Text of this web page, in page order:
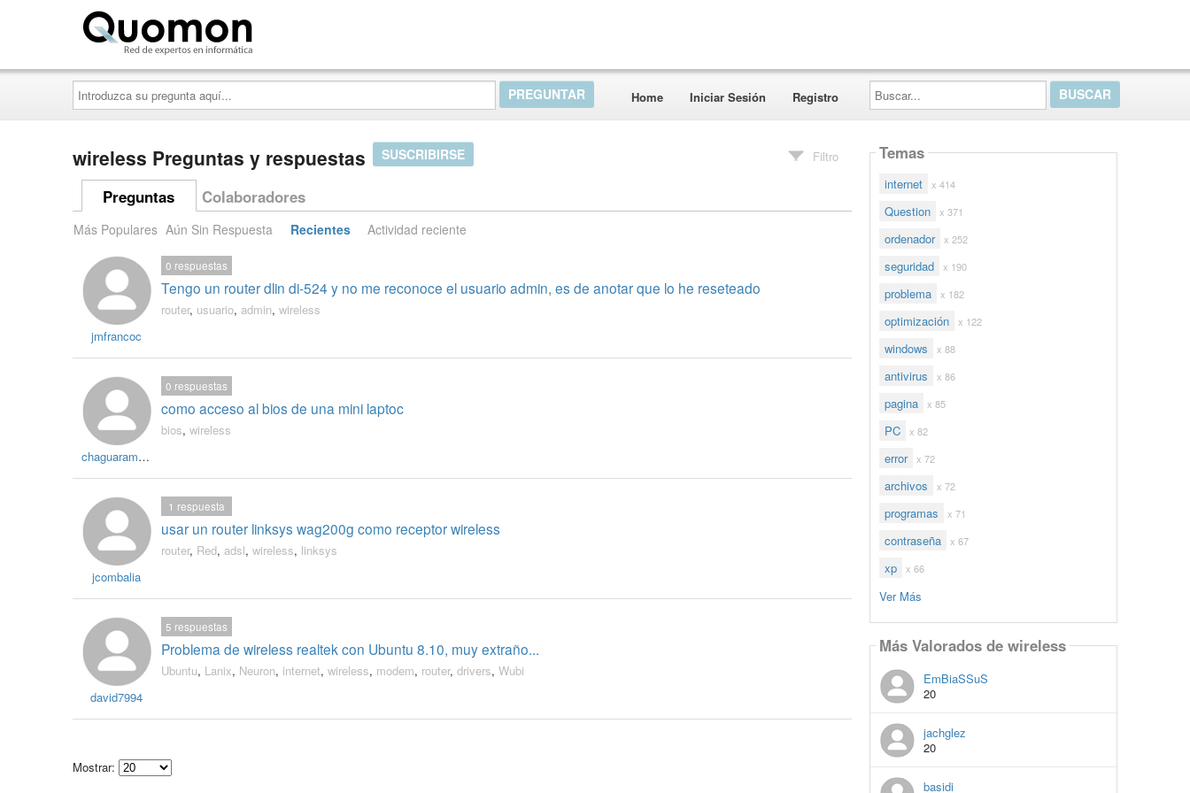
Introduzca
su
pregunta
aquí...
Home Iniciar Sesión Registro
Buscar...
wireless Preguntas y respuestas SUSCRIBIRSE Filtro
Preguntas Colaboradores
Más Populares Aún Sin Respuesta Recientes Actividad reciente
jmfrancoc
Tengo un router dlin di-524 y no me reconoce el usuario admin, es de anotar que lo he reseteado
0 respuestas
router, usuario, admin, wireless
chaguaramo229
como acceso al bios de una mini laptoc
0 respuestas
bios, wireless
jcombalia
usar un router linksys wag200g como receptor wireless
1 respuesta
router, Red, adsl, wireless, linksys
david7994
Problema de wireless realtek con Ubuntu 8.10, muy extraño...
5 respuestas
Ubuntu, Lanix, Neuron, internet, wireless, modem, router, drivers, Wubi
Mostrar:
Temas
internet x 414
Question x 371
ordenador x 252
seguridad x 190
problema x 182
optimización x 122
windows x 88
antivirus x 86
pagina x 85
PC x 82
error x 72
archivos x 72
programas x 71
contraseña x 67
xp x 66
Ver Más
Más Valorados de wireless
EmBiaSSuS
20
jachglez
20
basidi